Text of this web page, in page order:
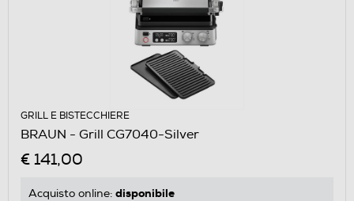
GRILL E BISTECCHIERE
BRAUN - Grill CG7040-Silver
€ 141,00
Acquisto online: disponibile